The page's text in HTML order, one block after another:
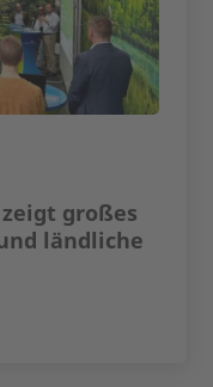
großes
ländliche